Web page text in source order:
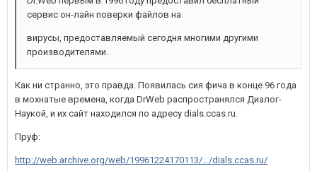
сервис он-лайн поверки файлов на
вирусы, предоставляемый сегодня многими другими
производителями.
Как ни странно, это правда. Появилась сия фича в конце 96 года
в мохнатые времена, когда DrWeb распространялся Диалог-
Наукой, и их сайт находился по адресу dials.ccas.ru.
Пруф:
http://web.archive.org/web/19961224170113/.../dials.ccas.ru/